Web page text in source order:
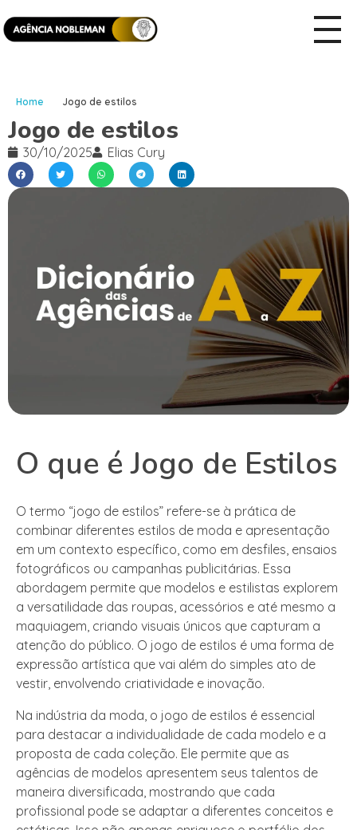
Home Jogo de estilos
Jogo de estilos
30/10/2025 Elias Cury
O que é Jogo de Estilos
O termo “jogo de estilos” refere-se à prática de
combinar diferentes estilos de moda e apresentação
em um contexto específico, como em desfiles, ensaios
fotográficos ou campanhas publicitárias. Essa
abordagem permite que modelos e estilistas explorem
a versatilidade das roupas, acessórios e até mesmo a
maquiagem, criando visuais únicos que capturam a
atenção do público. O jogo de estilos é uma forma de
expressão artística que vai além do simples ato de
vestir, envolvendo criatividade e inovação.
Na indústria da moda, o jogo de estilos é essencial
para destacar a individualidade de cada modelo e a
proposta de cada coleção. Ele permite que as
agências de modelos apresentem seus talentos de
maneira diversificada, mostrando que cada
profissional pode se adaptar a diferentes conceitos e